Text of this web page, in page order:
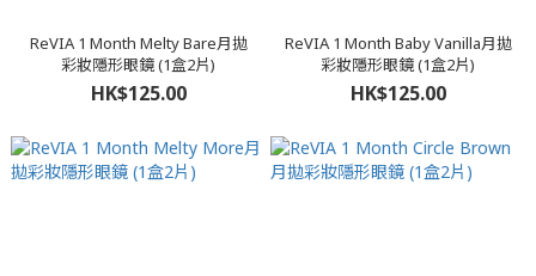
ReVIA 1 Month Melty Bare月拋
彩妝隱形眼鏡 (1盒2片)
HK$125.00
ReVIA 1 Month Baby Vanilla月拋
彩妝隱形眼鏡 (1盒2片)
HK$125.00